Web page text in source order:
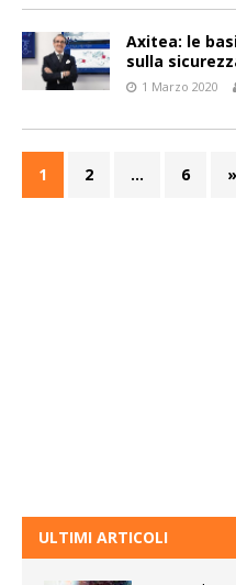
Axitea: le
sulla
1 Marzo 2020
1 2 … 6 »
ULTIMI ARTICOLI